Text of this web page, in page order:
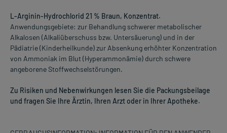
L-Arginin-Hydrochlorid 21 % Braun, Konzentrat.
Anwendungsgebiete: zur Behandlung schwerer metabolischer
Alkalosen (Alkaliüberschuss bzw. Untersäuerung) und in der
Pädiatrie (Kinderheilkunde) zur Absenkung erhöhter Konzentration
von Ammoniak im Blut (Hyperammonämie) durch schwere
angeborene Stoffwechselstörungen.
Zu Risiken und Nebenwirkungen lesen Sie die Packungsbeilage
und fragen Sie Ihre Ärztin, Ihren Arzt oder in Ihrer Apotheke.